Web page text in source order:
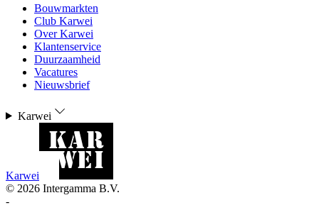
Bouwmarkten
Club Karwei
Over Karwei
Klantenservice
Duurzaamheid
Vacatures
Nieuwsbrief
Karwei
Karwei
© 2026 Intergamma B.V.
-